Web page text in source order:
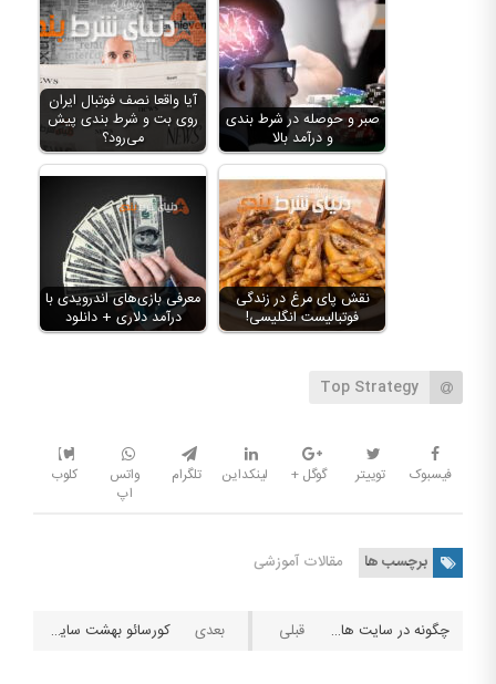
آیا واقعا نصف فوتبال ایران
روی بت و شرط بندی پیش
می‌رود؟
صبر و حوصله در شرط بندی
و درآمد بالا
معرفی بازی‌های اندرویدی با
درآمد دلاری + دانلود
نقش پای مرغ در زندگی
فوتبالیست انگلیسی!
Top Strategy
فیسبوک توییتر گوگل + لینکداین تلگرام
واتس
اپ
کلوب
برچسب ها مقالات آموزشی
چگونه در سایت های شرط بندی ثبت نام کنیم کورسائو بهشت سایت های شرطبندی